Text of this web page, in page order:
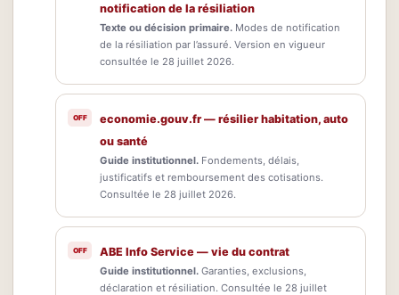
notification de la résiliation
Texte ou décision primaire. Modes de notification
de la résiliation par l’assuré. Version en vigueur
consultée le 28 juillet 2026.
economie.gouv.fr — résilier habitation, auto
ou santé
Guide institutionnel. Fondements, délais,
justificatifs et remboursement des cotisations.
Consultée le 28 juillet 2026.
ABE Info Service — vie du contrat
Guide institutionnel. Garanties, exclusions,
déclaration et résiliation. Consultée le 28 juillet